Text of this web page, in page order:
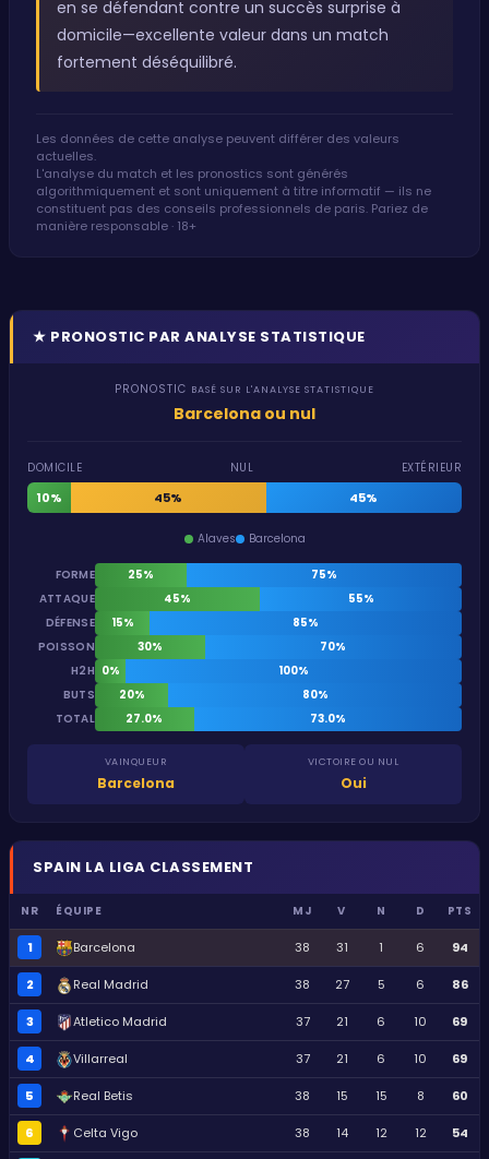
en se défendant contre un succès surprise à
domicile—excellente valeur dans un match
fortement déséquilibré.
Les données de cette analyse peuvent différer des valeurs
actuelles.
L'analyse du match et les pronostics sont générés
algorithmiquement et sont uniquement à titre informatif — ils ne
constituent pas des conseils professionnels de paris. Pariez de
manière responsable · 18+
★ PRONOSTIC PAR ANALYSE STATISTIQUE
PRONOSTIC BASÉ SUR L'ANALYSE STATISTIQUE
Barcelona ou nul
DOMICILE NUL EXTÉRIEUR
10% 45% 45%
Alaves Barcelona
FORME 25%
75%
ATTAQUE
45%
55%
DÉFENSE
15%
85%
POISSON
30%
70%
H2H 0%
100%
BUTS
20%
80%
TOTAL
27.0% 73.0%
VAINQUEUR
Barcelona
VICTOIRE OU NUL
Oui
SPAIN LA LIGA CLASSEMENT
NR ÉQUIPE MJ V N D PTS
1 Barcelona 38 31 1 6 94
2 Real Madrid 38 27 5 6 86
3 Atletico Madrid 37 21 6 10 69
4 Villarreal 37 21 6 10 69
5 Real Betis 38 15 15 8 60
6 Celta Vigo 38 14 12 12 54